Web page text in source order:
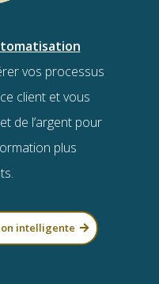
vos processus
client et vous
de l’argent pour
plus
intelligente